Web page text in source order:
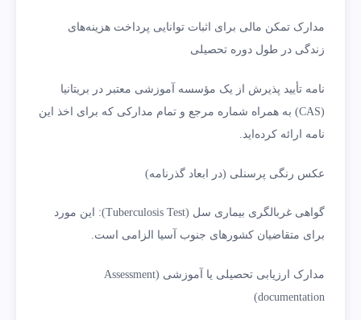
مدارک تمکن مالی برای اثبات توانایی پرداخت هزینه‌های
زندگی در طول دوره تحصیلی
نامه تأیید پذیرش از یک مؤسسه آموزشی معتبر در بریتانیا
(CAS) به همراه شماره مرجع و تمام مدارکی که برای اخذ این
نامه ارائه کرده‌اید.
عکس رنگی پرسنلی (در ابعاد گذرنامه)
گواهی غربالگری بیماری سل (Tuberculosis Test): این مورد
برای متقاضیان کشورهای جنوب آسیا الزامی است.
مدارک ارزیابی تحصیلی یا آموزشی (Assessment
documentation)